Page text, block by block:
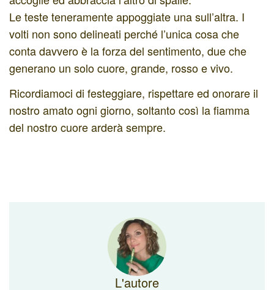
Le teste teneramente appoggiate una sull’altra. I
volti non sono delineati perché l’unica cosa che
conta davvero è la forza del sentimento, due che
generano un solo cuore, grande, rosso e vivo.
Ricordiamoci di festeggiare, rispettare ed onorare il
nostro amato ogni giorno, soltanto così la fiamma
del nostro cuore arderà sempre.
L'autore